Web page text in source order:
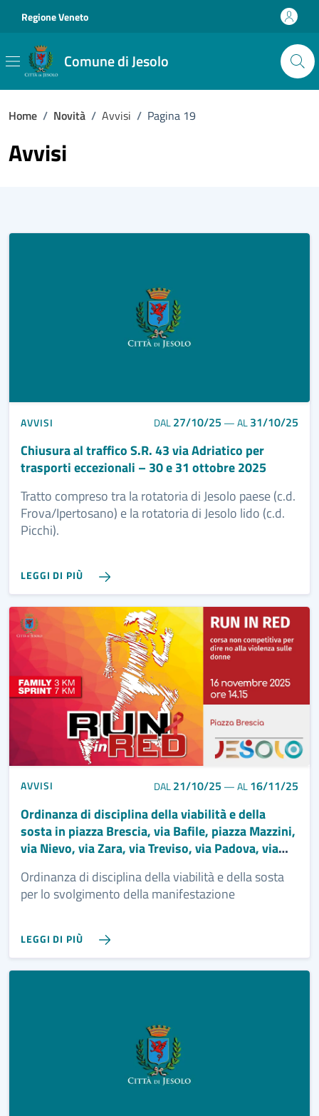
Regione Veneto
Comune di Jesolo
Home / Novità / Avvisi / Pagina 19
Avvisi
AVVISI DAL27/10/25 —AL31/10/25
Chiusura al traffico S.R. 43 via Adriatico per
trasporti eccezionali – 30 e 31 ottobre 2025
Tratto compreso tra la rotatoria di Jesolo paese (c.d.
Frova/Ipertosano) e la rotatoria di Jesolo lido (c.d.
Picchi).
LEGGI DI PIÙ
AVVISI DAL21/10/25 —AL16/11/25
Ordinanza di disciplina della viabilità e della
sosta in piazza Brescia, via Bafile, piazza Mazzini,
via Nievo, via Zara, via Treviso, via Padova, via
via dei Pioppi, per lo svolgimento della
manifestazione podistica amatoriale “Run in red
Ordinanza di disciplina della viabilità e della sosta
per lo svolgimento della manifestazione
LEGGI DI PIÙ